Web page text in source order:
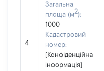
4
Загальна
площа (м2):
1000
Кадастровий
номер:
[Конфіденційна
інформація]